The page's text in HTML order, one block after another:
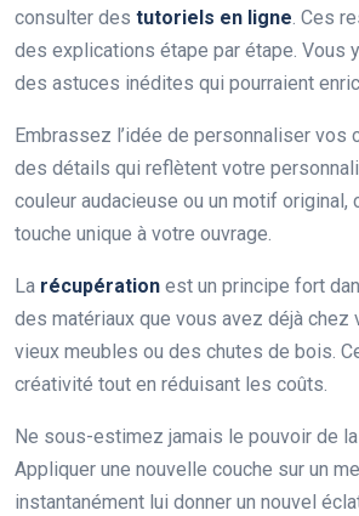
consulter des tutoriels en ligne. Ces
des explications étape par étape. Vous
des astuces inédites qui pourraient
Embrassez l’idée de personnaliser vos
des détails qui reflètent votre
couleur audacieuse ou un motif original,
touche unique à votre ouvrage.
La récupération est un principe fort
des matériaux que vous avez déjà chez
vieux meubles ou des chutes de bois.
créativité tout en réduisant les coûts.
Ne sous-estimez jamais le pouvoir de la
Appliquer une nouvelle couche sur un
instantanément lui donner un nouvel